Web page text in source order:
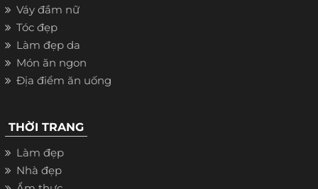
Váy đầm nữ
Tóc đẹp
Làm đẹp da
Món ăn ngon
Địa điểm ăn uống
THỜI TRANG
Làm đẹp
Nhà đẹp